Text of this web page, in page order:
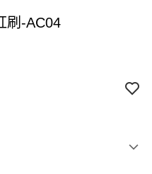
刷-AC04